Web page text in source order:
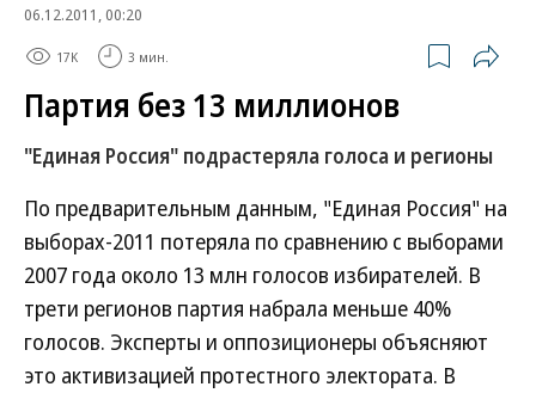
06.12.2011, 00:20
17K 3 мин.
Партия без 13 миллионов
"Единая Россия" подрастеряла голоса и регионы
По предварительным данным, "Единая Россия" на
выборах-2011 потеряла по сравнению с выборами
2007 года около 13 млн голосов избирателей. В
трети регионов партия набрала меньше 40%
голосов. Эксперты и оппозиционеры объясняют
это активизацией протестного электората. В